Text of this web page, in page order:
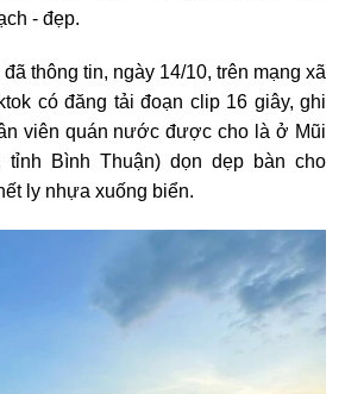
- đẹp.
đã thông tin, ngày 14/10, trên mạng xã
có đăng tải đoạn clip 16 giây, ghi
viên quán nước được cho là ở Mũi
tỉnh Bình Thuận) dọn dẹp bàn cho
ly nhựa xuống biển.